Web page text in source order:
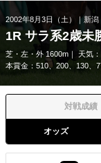
2002年8月3日（土） 新潟
1R サラ系2歳未
芝・左・外 1600m 天気：
本賞金：510、200、130、
対戦成績
オッズ